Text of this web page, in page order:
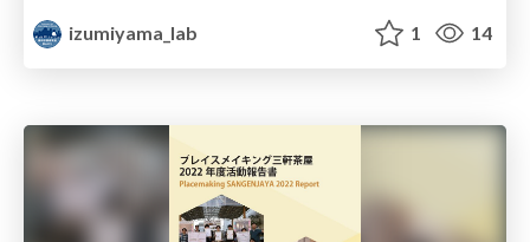
izumiyama_lab
1 14